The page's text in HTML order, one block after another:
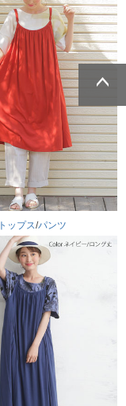
トップス/パンツ
ページトッ
プへ
ページトッ
プへ